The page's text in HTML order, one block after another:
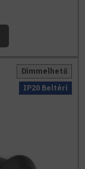
IP20 Beltéri
Dimmelhető